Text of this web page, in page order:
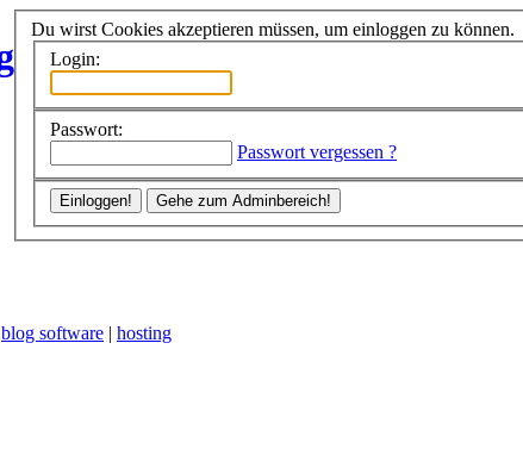
Du wirst Cookies akzeptieren müssen, um einloggen zu können.
Login:
Passwort:
Passwort vergessen ?
blog software | hosting